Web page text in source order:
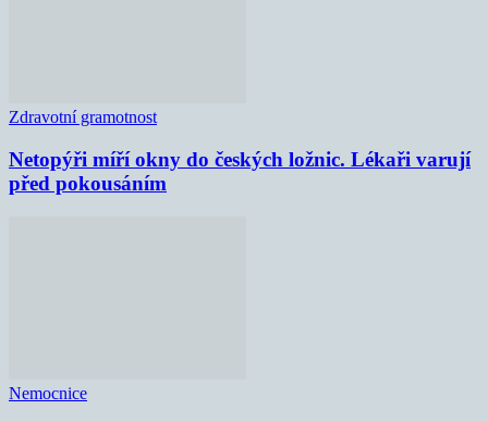
Zdravotní gramotnost
Netopýři míří okny do českých ložnic. Lékaři varují
před pokousáním
Nemocnice